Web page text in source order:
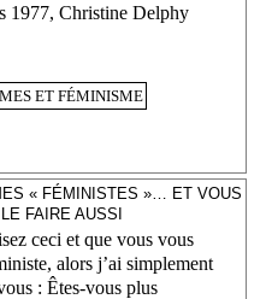
1977, Christine Delphy
ET FÉMINISME
« FÉMINISTES »… ET VOUS
FAIRE AUSSI
ceci et que vous vous
alors j’ai simplement
: Êtes-vous plus